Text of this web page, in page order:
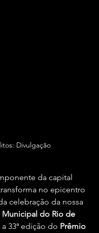
Divulgação
da capital
no epicentro
celebração da nossa
Municipal do Rio de
33ª edição do Prêmio